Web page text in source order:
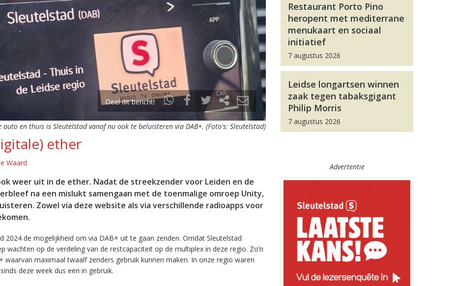
Deel dit bericht!
auto en thuis is Sleutelstad vanaf nu ook te beluisteren via DAB+. (Foto's: Sleutelstad)
ether
Waard
weer uit in de ether. Nadat de streekzender voor Leiden en de
na een mislukt samengaan met de toenmalige omroep Unity,
Zowel via deze website als via verschillende radioapps voor
2024 de mogelijkheid om via DAB+ uit te gaan zenden. Omdat Sleutelstad
op de verdeling van de restcapaciteit op de multiplex in deze regio. Zo’n
maximaal twaalf zenders gebruik kunnen maken. In onze regio waren
deze week dus een in gebruik.
Restaurant Porto Pino
heropent met mediterrane
menukaart en sociaal
initiatief
7 augustus 2026
Leidse longartsen winnen
zaak tegen tabaksgigant
Philip Morris
7 augustus 2026
Advertentie